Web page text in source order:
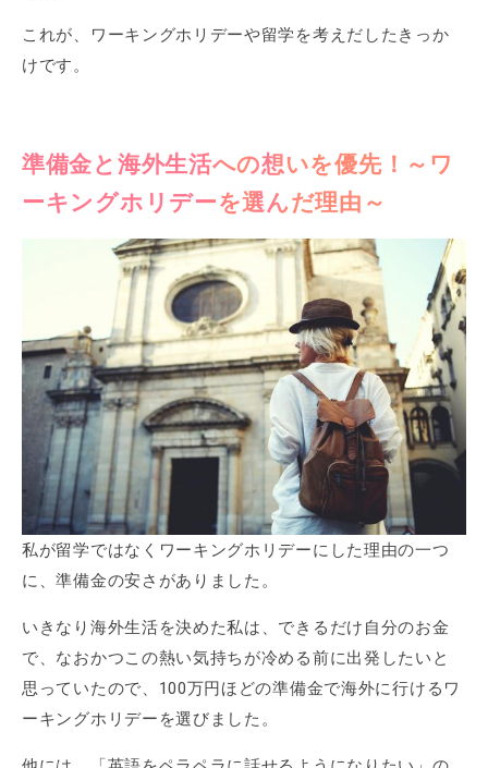
これが、ワーキングホリデーや留学を考えだしたきっか
けです。
準備金と海外生活への想いを優先！～ワ
ーキングホリデーを選んだ理由～
私が留学ではなくワーキングホリデーにした理由の一つ
に、準備金の安さがありました。
いきなり海外生活を決めた私は、できるだけ自分のお金
で、なおかつこの熱い気持ちが冷める前に出発したいと
思っていたので、100万円ほどの準備金で海外に行けるワ
ーキングホリデーを選びました。